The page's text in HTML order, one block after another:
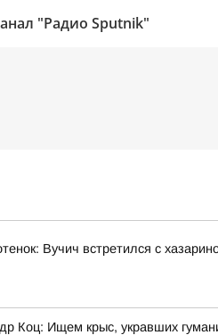
"Радио Sputnik"
Вучич встретился с
Коц: Ищем крыс, укравших